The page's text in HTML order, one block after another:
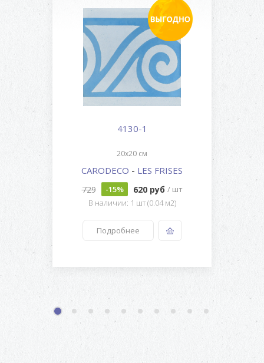
4130-1
20x20 см
CARODECO - LES FRISES
729 -15% 620 руб / шт
В наличии: 1 шт (0.04 м2)
Подробнее
1 2 3 4 5 6 7 8 9 10